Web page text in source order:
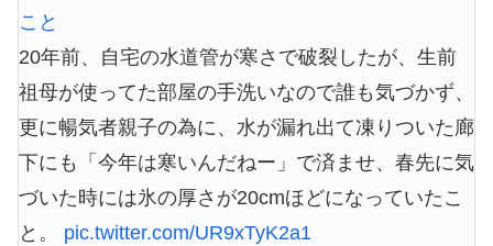
こと
20年前、自宅の水道管が寒さで破裂したが、生前
祖母が使ってた部屋の手洗いなので誰も気づかず、
更に暢気者親子の為に、水が漏れ出て凍りついた廊
下にも「今年は寒いんだねー」で済ませ、春先に気
づいた時には氷の厚さが20cmほどになっていたこ
と。 pic.twitter.com/UR9xTyK2a1